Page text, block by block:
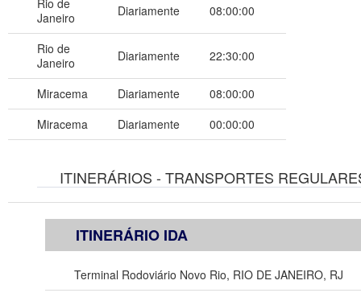
Rio de
Janeiro
Diariamente 08:00:00
Rio de
Janeiro
Diariamente 22:30:00
Miracema Diariamente
08:00:00
Miracema
Diariamente 00:00:00
ITINERÁRIOS - TRANSPORTES
ITINERÁRIO IDA
Terminal Rodoviário Novo Rio, RIO DE JANEIRO, RJ